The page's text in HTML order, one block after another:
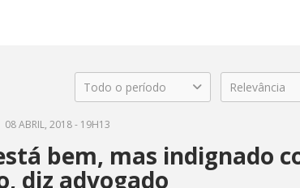
Todo o período Relevância
08 ABRIL, 2018 - 19H13
bem, mas indignado
diz advogado